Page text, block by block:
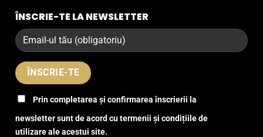
ÎNSCRIE-TE LA NEWSLETTER
Prin completarea și confirmarea înscrierii la
newsletter sunt de acord cu termenii și condițiile de
utilizare ale acestui site.